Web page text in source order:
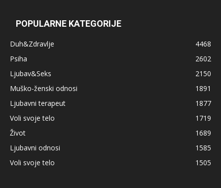
POPULARNE KATEGORIJE
Duh&Zdravlje
4468
Psiha
2602
Ljubav&Seks
2150
Muško-ženski odnosi
1891
Ljubavni terapeut
1877
Voli svoje telo
1719
Život
1689
Ljubavni odnosi
1585
Voli svoje telo
1505